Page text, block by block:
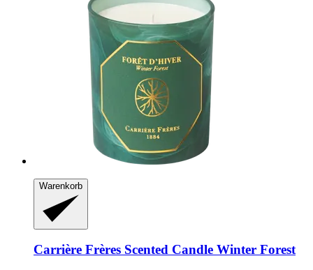
Warenkorb
Carrière Frères Scented Candle Winter Forest